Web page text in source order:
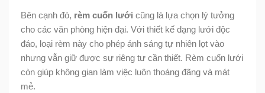
Bên cạnh đó, rèm cuốn lưới cũng là lựa chọn lý tưởng
cho các văn phòng hiện đại. Với thiết kế dạng lưới độc
đáo, loại rèm này cho phép ánh sáng tự nhiên lọt vào
nhưng vẫn giữ được sự riêng tư cần thiết. Rèm cuốn lưới
còn giúp không gian làm việc luôn thoáng đãng và mát
mẻ.